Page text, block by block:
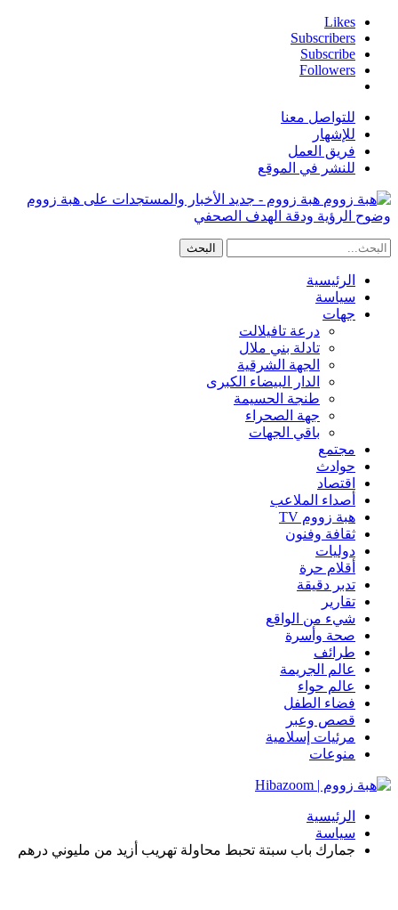
Likes
Subscribers
Subscribe
Followers
للتواصل معنا
للإشهار
فريق العمل
للنشر في الموقع
هبة زووم - جديد الأخبار والمستجدات على هبة زووم
وضوح الرؤية ودقة الهدف الصحفي
الرئيسية
سياسة
جهات
درعة تافيلالت
تادلة بني ملال
الجهة الشرقية
الدار البيضاء الكبرى
طنجة الحسيمة
جهة الصحراء
باقي الجهات
مجتمع
حوادث
اقتصاد
أصداء الملاعب
هبة زووم TV
ثقافة وفنون
دوليات
أقلام حرة
تدبر دقيقة
تقارير
شيء من الواقع
صحة وأسرة
طرائف
عالم الجريمة
عالم حواء
فضاء الطفل
قصص وعبر
مرئيات إسلامية
منوعات
الرئيسية
سياسة
جمارك باب سبتة تحبط محاولة تهريب أزيد من مليوني درهم